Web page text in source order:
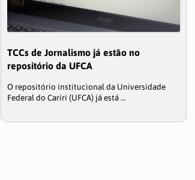
TCCs de Jornalismo já estão no
repositório da UFCA
O repositório institucional da Universidade
Federal do Cariri (UFCA) já está ...